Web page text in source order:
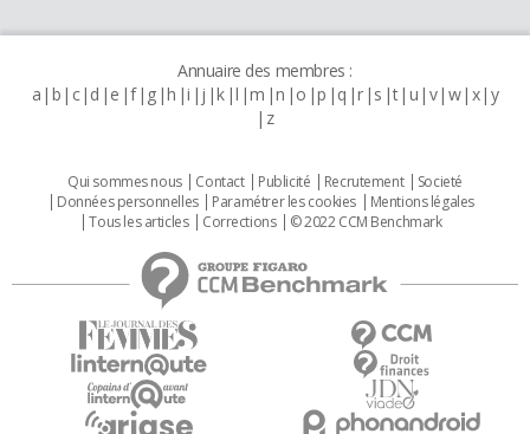
Annuaire des membres :
a b c d e f g h i j k l m n o p q r s t u v w x y
z
Qui sommes nous Contact Publicité Recrutement
Societé
Données personnelles
Paramétrer les cookies
Mentions légales
Tous les articles
Corrections © 2022 CCM Benchmark